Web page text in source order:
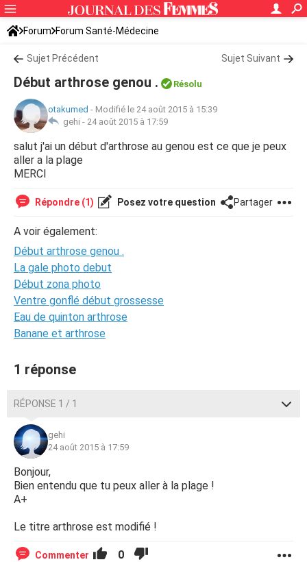
Forum Forum Santé-Médecine
Symptômes et maladies courantes
Sujet Précédent Sujet Suivant
Début arthrose genou . Résolu
otakumed - Modifié le 24 août 2015 à 15:39
gehi - 24 août 2015 à 17:59
salut j'ai un début d'arthrose au genou est ce que je peux
aller a la plage
MERCI
Répondre (1) Posez votre question Partager
A voir également:
Début arthrose genou .
La gale photo debut
Début zona photo
Ventre gonflé début grossesse
Eau de quinton arthrose
Banane et arthrose
1 réponse
RÉPONSE 1 / 1
gehi
24 août 2015 à 17:59
Bonjour,
Bien entendu que tu peux aller à la plage !
A+
Le titre arthrose est modifié !
Commenter 0